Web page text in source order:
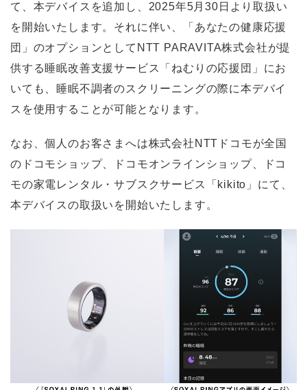
て、本デバイスを追加し、2025年5月30日より取扱い
を開始いたします。それに伴い、「あなたの健康応援
団」のオプションとしてNTT PARAVITA株式会社が提
供する睡眠改善支援サービス「ねむりの応援団」にお
いても、睡眠不調者のスクリーニングの際に本デバイ
スを使用することが可能となります。
なお、個人のお客さまへは株式会社NTTドコモが全国
のドコモショップ、ドコモオンラインショップ、ドコ
モの家電レンタル・サブスクサービス「kikito」にて、
本デバイスの取扱いを開始いたします。